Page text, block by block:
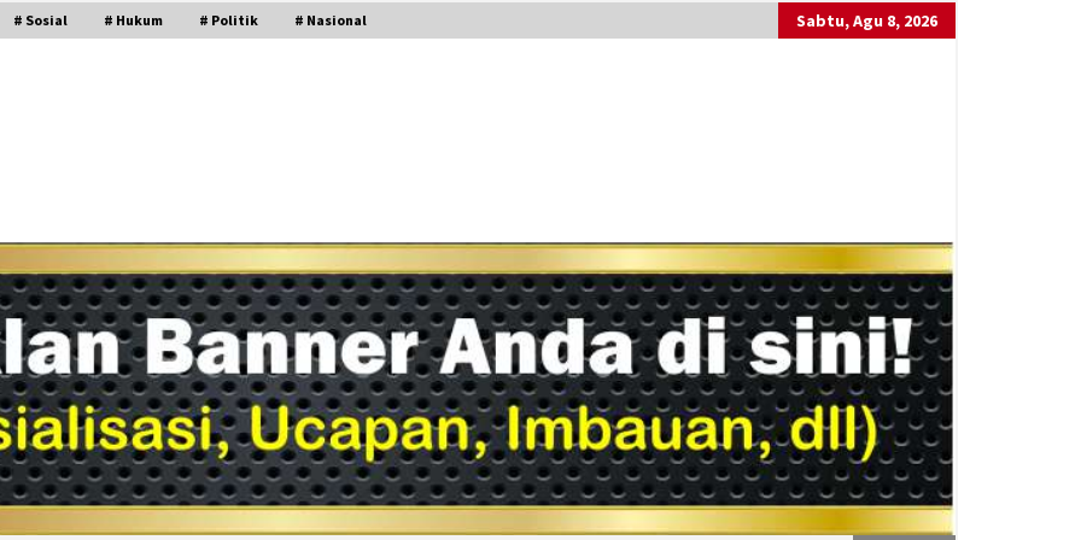
# Sosial # Hukum # Politik # Nasional Sabtu, Agu 8, 2026